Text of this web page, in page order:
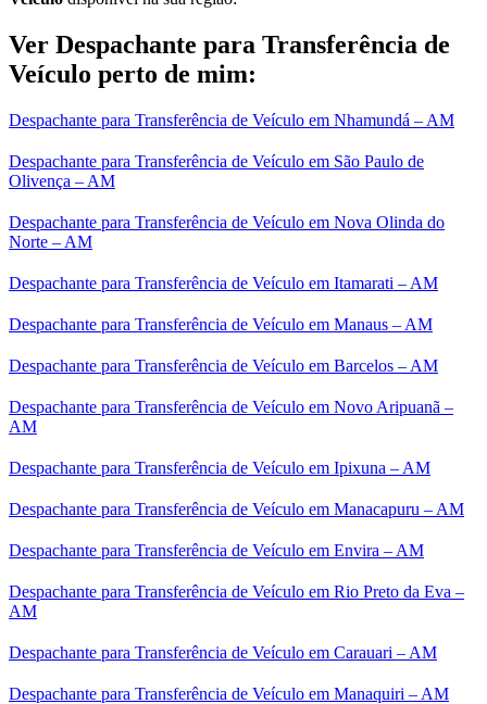
Ver Despachante para Transferência de
Veículo perto de mim:
Despachante para Transferência de Veículo em Nhamundá – AM
Despachante para Transferência de Veículo em São Paulo de
Olivença – AM
Despachante para Transferência de Veículo em Nova Olinda do
Norte – AM
Despachante para Transferência de Veículo em Itamarati – AM
Despachante para Transferência de Veículo em Manaus – AM
Despachante para Transferência de Veículo em Barcelos – AM
Despachante para Transferência de Veículo em Novo Aripuanã –
AM
Despachante para Transferência de Veículo em Ipixuna – AM
Despachante para Transferência de Veículo em Manacapuru – AM
Despachante para Transferência de Veículo em Envira – AM
Despachante para Transferência de Veículo em Rio Preto da Eva –
AM
Despachante para Transferência de Veículo em Carauari – AM
Despachante para Transferência de Veículo em Manaquiri – AM